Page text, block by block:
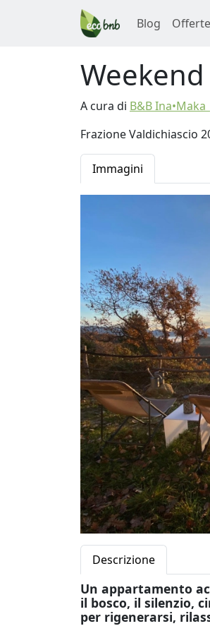
Blog
A cura di B&B
Frazione Valdichiascio
Immagini
Descrizione
Un appartamento
il bosco, il silenzio,
per rigenerarsi,